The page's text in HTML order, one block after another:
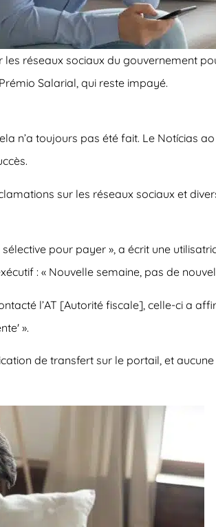
réseaux sociaux du gouvernement
Salarial, qui reste impayé.
n’a toujours pas été fait. Le Notícias
sur les réseaux sociaux et
pour payer », a écrit une
: « Nouvelle semaine, pas de
l’AT [Autorité fiscale], celle-ci a
».
de transfert sur le portail, et